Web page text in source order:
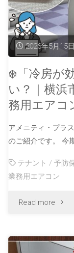
2026年5月15日
❄️「冷房が
い？｜横浜
務用エアコ
アメニティ・プラ
のご紹介です。 今
テナント /予防
業務用エアコン
Read more